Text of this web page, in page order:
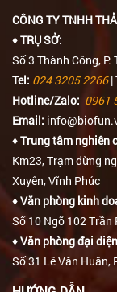
CÔNG TY TNHH
♦ TRỤ SỞ:
Số 3 Thành Công,
Tel: 024 3205 2266|
Hotline/Zalo: 0961
Email:
♦ Trung tâm nghiên
Km23, Trạm dừng
Xuyên, Vĩnh Phúc
♦ Văn phòng kinh
Số 10 Ngõ 102 Trần
♦ Văn phòng đại
Số 31 Lê Văn Huân,